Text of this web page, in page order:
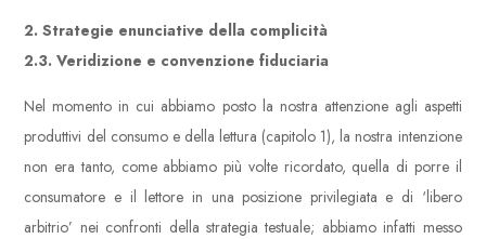
2. Strategie enunciative della complicità
2.3. Veridizione e convenzione fiduciaria
Nel momento in cui abbiamo posto la nostra attenzione agli aspetti
produttivi del consumo e della lettura (capitolo 1), la nostra intenzione
non era tanto, come abbiamo più volte ricordato, quella di porre il
consumatore e il lettore in una posizione privilegiata e di ‘libero
arbitrio’ nei confronti della strategia testuale; abbiamo infatti messo